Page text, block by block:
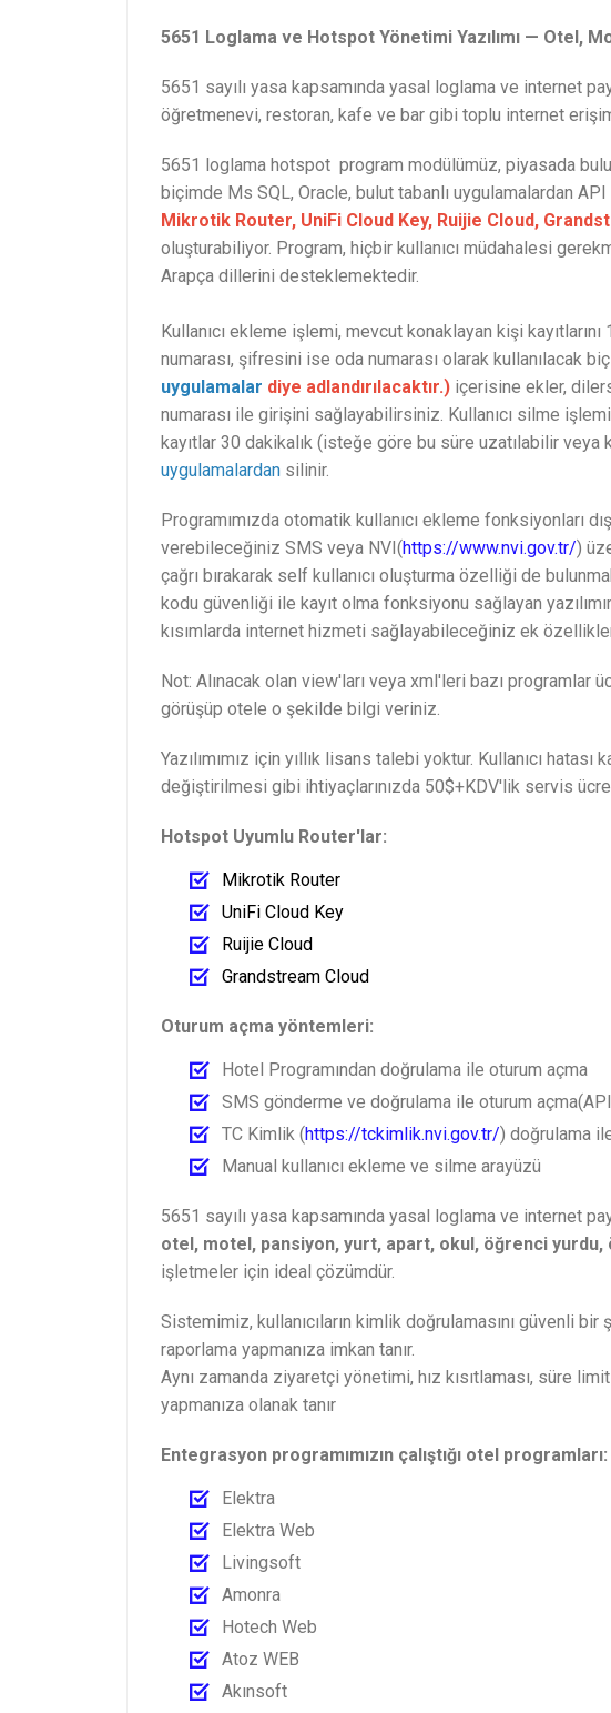
5651 Loglama ve Hotspot Yönetimi Yazılımı — Otel,
5651 sayılı yasa kapsamında yasal loglama ve internet
öğretmenevi, restoran, kafe ve bar gibi toplu internet
5651 loglama hotspot program modülümüz, piyasada
biçimde Ms SQL, Oracle, bulut tabanlı uygulamalardan
Mikrotik Router, UniFi Cloud Key, Ruijie Cloud,
oluşturabiliyor. Program, hiçbir kullanıcı müdahalesi
Arapça dillerini desteklemektedir.
Kullanıcı ekleme işlemi, mevcut konaklayan kişi
numarası, şifresini ise oda numarası olarak kullanılacak
uygulamalar diye adlandırılacaktır.) içerisine ekler,
numarası ile girişini sağlayabilirsiniz. Kullanıcı silme
kayıtlar 30 dakikalık (isteğe göre bu süre uzatılabilir veya
uygulamalardan silinir.
Programımızda otomatik kullanıcı ekleme fonksiyonları
verebileceğiniz SMS veya NVI(https://www.nvi.gov.tr/)
çağrı bırakarak self kullanıcı oluşturma özelliği de
kodu güvenliği ile kayıt olma fonksiyonu sağlayan
kısımlarda internet hizmeti sağlayabileceğiniz ek
Not: Alınacak olan view'ları veya xml'leri bazı programlar
görüşüp otele o şekilde bilgi veriniz.
Yazılımımız için yıllık lisans talebi yoktur. Kullanıcı
değiştirilmesi gibi ihtiyaçlarınızda 50$+KDV'lik servis
Hotspot Uyumlu Router'lar:
Mikrotik Router
UniFi Cloud Key
Ruijie Cloud
Grandstream Cloud
Oturum açma yöntemleri:
Hotel Programından doğrulama ile oturum açma
SMS gönderme ve doğrulama ile oturum
TC Kimlik (https://tckimlik.nvi.gov.tr/) doğrulama
Manual kullanıcı ekleme ve silme arayüzü
5651 sayılı yasa kapsamında yasal loglama ve internet
otel, motel, pansiyon, yurt, apart, okul, öğrenci
işletmeler için ideal çözümdür.
Sistemimiz, kullanıcıların kimlik doğrulamasını güvenli
raporlama yapmanıza imkan tanır.
Aynı zamanda ziyaretçi yönetimi, hız kısıtlaması, süre
yapmanıza olanak tanır
Entegrasyon programımızın çalıştığı otel programları:
Elektra
Elektra Web
Livingsoft
Amonra
Hotech Web
Atoz WEB
Akınsoft